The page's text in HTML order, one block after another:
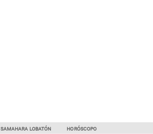
SAMAHARA LOBATÓN HORÓSCOPO